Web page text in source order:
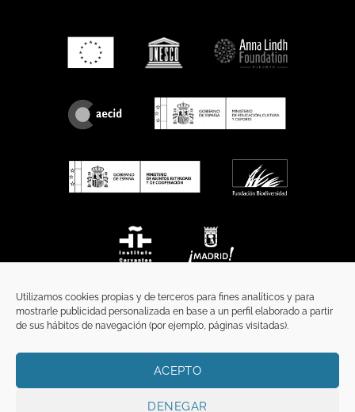
Utilizamos cookies propias y de terceros para fines analíticos y para
mostrarle publicidad personalizada en base a un perfil elaborado a partir
de sus hábitos de navegación (por ejemplo, páginas visitadas).
ACEPTO
DENEGAR
TÉRMINOS Y CONDICIONES